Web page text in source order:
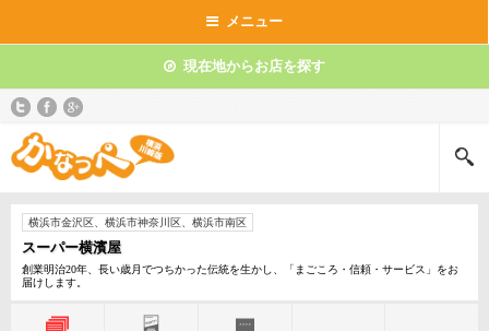
メニュー
現在地からお店を探す
横浜市金沢区、横浜市神奈川区、横浜市南区
スーパー横濱屋
創業明治20年、長い歳月でつちかった伝統を生かし、「まごころ・信頼・サービス」をお
届けします。